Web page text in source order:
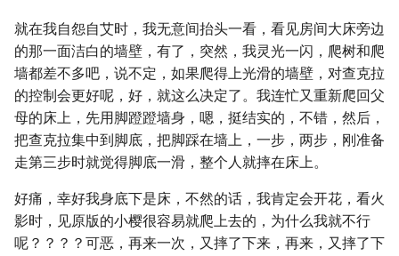
就在我自怨自艾时，我无意间抬头一看，看见房间大床旁边
的那一面洁白的墙壁，有了，突然，我灵光一闪，爬树和爬
墙都差不多吧，说不定，如果爬得上光滑的墙壁，对查克拉
的控制会更好呢，好，就这么决定了。我连忙又重新爬回父
母的床上，先用脚蹬蹬墙身，嗯，挺结实的，不错，然后，
把查克拉集中到脚底，把脚踩在墙上，一步，两步，刚准备
走第三步时就觉得脚底一滑，整个人就摔在床上。
好痛，幸好我身底下是床，不然的话，我肯定会开花，看火
影时，见原版的小樱很容易就爬上去的，为什么我就不行
呢？？？？可恶，再来一次，又摔了下来，再来，又摔了下